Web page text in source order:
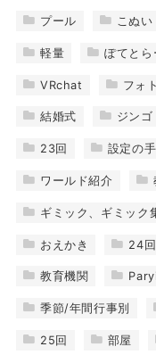
プール こぬい
軽量 ぽてとら
VRchat フォ
結婚式 ジンゴ
23回 設定の
ワールド紹介
ギミック、ギミック
おえかき 24回
教育機関 Paryi
季節/年間行事別
25回 部屋